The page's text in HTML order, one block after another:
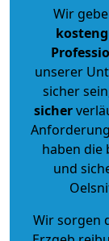
Wir
unserer
sicher
sicher
haben die
und
Wir sorgen